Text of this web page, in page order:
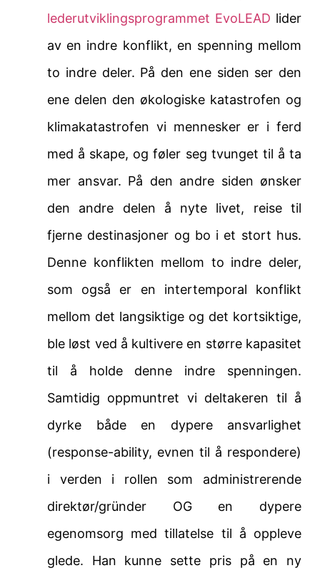
lederutviklingsprogrammet EvoLEAD lider
av en indre konflikt, en spenning mellom
to indre deler. På den ene siden ser den
ene delen den økologiske katastrofen og
klimakatastrofen vi mennesker er i ferd
med å skape, og føler seg tvunget til å ta
mer ansvar. På den andre siden ønsker
den andre delen å nyte livet, reise til
fjerne destinasjoner og bo i et stort hus.
Denne konflikten mellom to indre deler,
som også er en intertemporal konflikt
mellom det langsiktige og det kortsiktige,
ble løst ved å kultivere en større kapasitet
til å holde denne indre spenningen.
Samtidig oppmuntret vi deltakeren til å
dyrke både en dypere ansvarlighet
(response-ability, evnen til å respondere)
i verden i rollen som administrerende
direktør/gründer OG en dypere
egenomsorg med tillatelse til å oppleve
glede. Han kunne sette pris på en ny